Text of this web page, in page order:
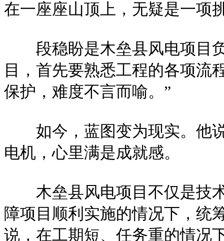
在一座座山顶上，无疑是一项
段稳盼是木垒县风电项目负
目，首先要熟悉工程的各项流
保护，难度不言而喻。”
如今，蓝图变为现实。他说
电机，心里满是成就感。
木垒县风电项目不仅是技术
障项目顺利实施的情况下，统
说，在工期短、任务重的情况